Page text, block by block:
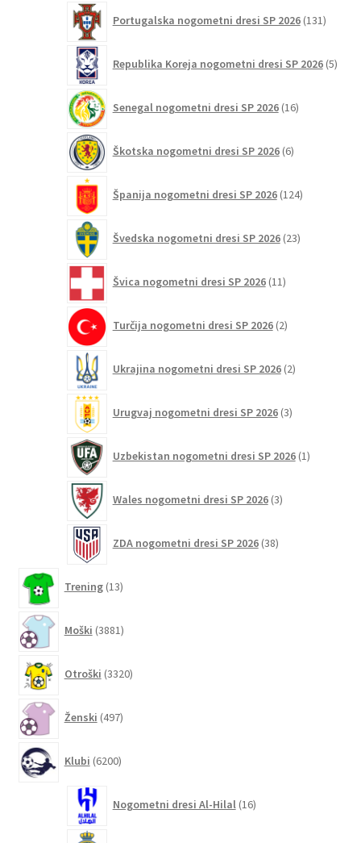
Portugalska nogometni dresi SP 2026 131
Republika Koreja nogometni dresi SP 2026 5
Senegal nogometni dresi SP 2026 16izdelkov
Škotska nogometni dresi SP 2026 6izdelkov
Španija nogometni dresi SP 2026 124izdelkov
Švedska nogometni dresi SP 2026 23izdelkov
Švica nogometni dresi SP 2026 11izdelkov
Turčija nogometni dresi SP 2026 2izdelka
Ukrajina nogometni dresi SP 2026 2izdelka
Urugvaj nogometni dresi SP 2026 3izdelki
Uzbekistan nogometni dresi SP 2026 1izdelek
Wales nogometni dresi SP 2026 3izdelki
ZDA nogometni dresi SP 2026 38izdelkov
Trening 13izdelkov
Moški 3881izdelkov
Otroški 3320izdelkov
Ženski 497izdelkov
Klubi 6200izdelkov
Nogometni dresi Al-Hilal 16izdelkov